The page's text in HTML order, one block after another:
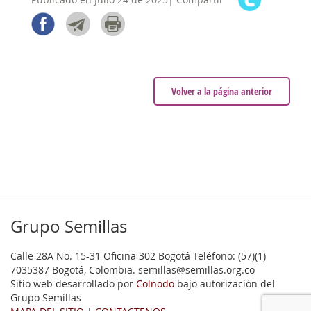
Volver a la página anterior
Grupo Semillas
Calle 28A No. 15-31 Oficina 302 Bogotá Teléfono: (57)(1)
7035387 Bogotá, Colombia. semillas@semillas.org.co
Sitio web desarrollado por Colnodo bajo autorización del
Grupo Semillas